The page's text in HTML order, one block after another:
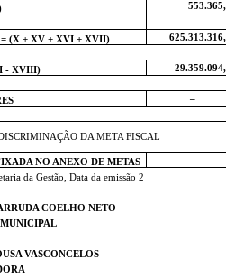
(X + XV + XVI + XVII)
- XVIII) -
–
DA META FISCAL
NO ANEXO DE METAS
da Gestão, Data da emissão 2
COELHO NETO
VASCONCELOS